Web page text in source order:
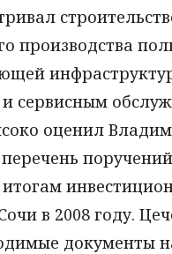
производства
сервисным
оценил
перечень
в 2008 году.
документы